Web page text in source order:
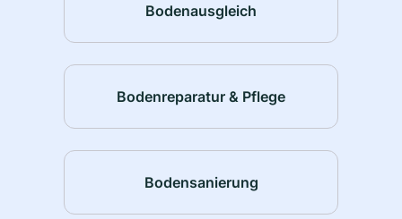
Bodenausgleich
Bodenreparatur & Pflege
Bodensanierung